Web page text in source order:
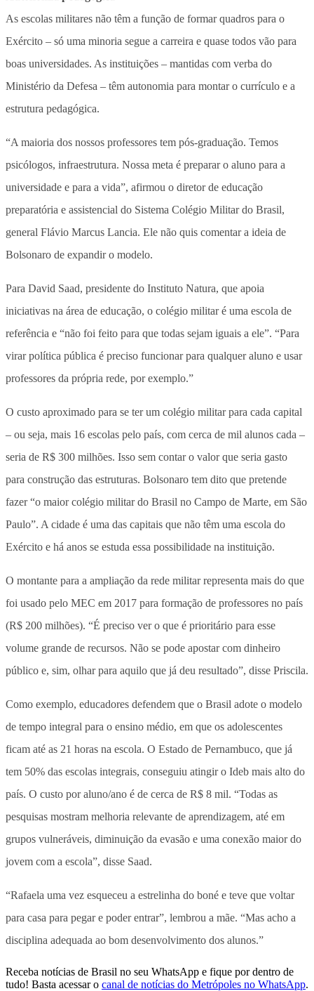
As escolas militares não têm a função de formar quadros para o
Exército – só uma minoria segue a carreira e quase todos vão para
boas universidades. As instituições – mantidas com verba do
Ministério da Defesa – têm autonomia para montar o currículo e a
estrutura pedagógica.
“A maioria dos nossos professores tem pós-graduação. Temos
psicólogos, infraestrutura. Nossa meta é preparar o aluno para a
universidade e para a vida”, afirmou o diretor de educação
preparatória e assistencial do Sistema Colégio Militar do Brasil,
general Flávio Marcus Lancia. Ele não quis comentar a ideia de
Bolsonaro de expandir o modelo.
Para David Saad, presidente do Instituto Natura, que apoia
iniciativas na área de educação, o colégio militar é uma escola de
referência e “não foi feito para que todas sejam iguais a ele”. “Para
virar política pública é preciso funcionar para qualquer aluno e usar
professores da própria rede, por exemplo.”
O custo aproximado para se ter um colégio militar para cada capital
– ou seja, mais 16 escolas pelo país, com cerca de mil alunos cada –
seria de R$ 300 milhões. Isso sem contar o valor que seria gasto
para construção das estruturas. Bolsonaro tem dito que pretende
fazer “o maior colégio militar do Brasil no Campo de Marte, em São
Paulo”. A cidade é uma das capitais que não têm uma escola do
Exército e há anos se estuda essa possibilidade na instituição.
O montante para a ampliação da rede militar representa mais do que
foi usado pelo MEC em 2017 para formação de professores no país
(R$ 200 milhões). “É preciso ver o que é prioritário para esse
volume grande de recursos. Não se pode apostar com dinheiro
público e, sim, olhar para aquilo que já deu resultado”, disse Priscila.
Como exemplo, educadores defendem que o Brasil adote o modelo
de tempo integral para o ensino médio, em que os adolescentes
ficam até as 21 horas na escola. O Estado de Pernambuco, que já
tem 50% das escolas integrais, conseguiu atingir o Ideb mais alto do
país. O custo por aluno/ano é de cerca de R$ 8 mil. “Todas as
pesquisas mostram melhoria relevante de aprendizagem, até em
grupos vulneráveis, diminuição da evasão e uma conexão maior do
jovem com a escola”, disse Saad.
“Rafaela uma vez esqueceu a estrelinha do boné e teve que voltar
para casa para pegar e poder entrar”, lembrou a mãe. “Mas acho a
disciplina adequada ao bom desenvolvimento dos alunos.”
Receba notícias de Brasil no seu WhatsApp e fique por dentro de
tudo! Basta acessar o canal de notícias do Metrópoles no WhatsApp.